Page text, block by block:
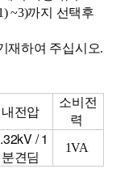
~3)까지 선택후
재하여 주십시오.
내전압
소비전
력
/ 1
분견딤
1VA